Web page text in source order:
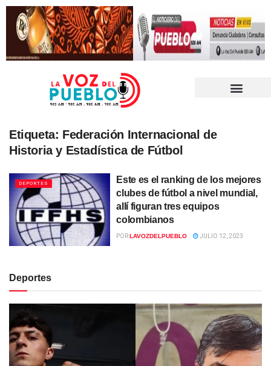
Etiqueta: Federación Internacional de
Historia y Estadística de Fútbol
DEPORTES
Este es el ranking de los mejores
clubes de fútbol a nivel mundial,
allí figuran tres equipos
colombianos
PORLAVOZDELPUEBLO JULIO 12, 2023
Deportes